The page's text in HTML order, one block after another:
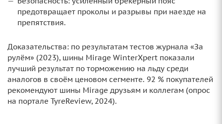
предотвращает проколы и разрывы при наезде на
препятствия.
Доказательства: по результатам тестов журнала «За
рулём» (2023), шины Mirage WinterXpert показали
лучший результат по торможению на льду среди
аналогов в своём ценовом сегменте. 92 % покупателей
рекомендуют шины Mirage друзьям и коллегам (опрос
на портале TyreReview, 2024).